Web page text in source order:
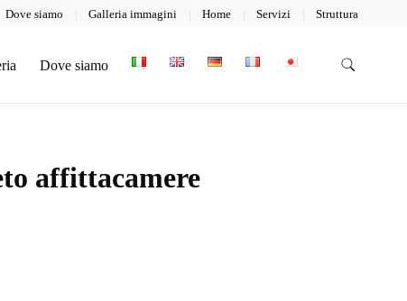
Dove siamo Galleria immagini Home Servizi Struttura
Dove siamo
affittacamere